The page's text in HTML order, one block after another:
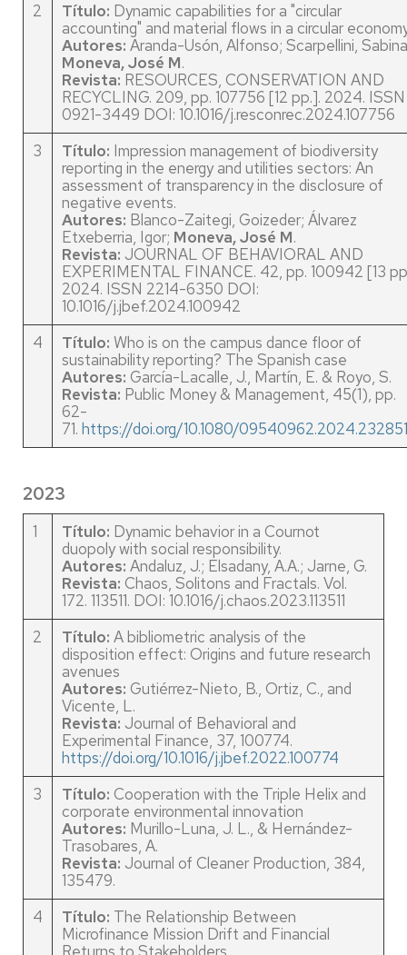
2
Título: Dynamic capabilities for a "circular
accounting" and material flows in a circular
Autores: Aranda-Usón, Alfonso; Scarpellini,
Moneva, José M.
Revista: RESOURCES, CONSERVATION AND
RECYCLING. 209, pp. 107756 [12 pp.]. 2024. ISSN
0921-3449 DOI: 10.1016/j.resconrec.2024.107756
3
Título: Impression management of biodiversity
reporting in the energy and utilities sectors: An
assessment of transparency in the disclosure of
negative events.
Autores: Blanco-Zaitegi, Goizeder; Álvarez
Etxeberria, Igor; Moneva, José M.
Revista: JOURNAL OF BEHAVIORAL AND
EXPERIMENTAL FINANCE. 42, pp. 100942 [13
2024. ISSN 2214-6350 DOI:
10.1016/j.jbef.2024.100942
4
Título: Who is on the campus dance floor of
sustainability reporting? The Spanish case
Autores: García-Lacalle, J., Martín, E. & Royo, S.
Revista: Public Money & Management, 45(1), pp.
62-
71. https://doi.org/10.1080/
2023
1 Título: Dynamic behavior in a Cournot
duopoly with social responsibility.
Autores: Andaluz, J.; Elsadany, A.A.; Jarne, G.
Revista: Chaos, Solitons and Fractals. Vol.
172. 113511. DOI: 10.1016/j.chaos.2023.113511
2
Título: A bibliometric analysis of the
disposition effect: Origins and future research
avenues
Autores: Gutiérrez-Nieto, B., Ortiz, C., and
Vicente, L.
Revista: Journal of Behavioral and
Experimental Finance, 37, 100774.
https://doi.org/10.1016/j.jbef.2022.100774
3
Título: Cooperation with the Triple Helix and
corporate environmental innovation
Autores: Murillo-Luna, J. L., & Hernández-
Trasobares, A.
Revista: Journal of Cleaner Production, 384,
135479.
4
Título: The Relationship Between
Microfinance Mission Drift and Financial